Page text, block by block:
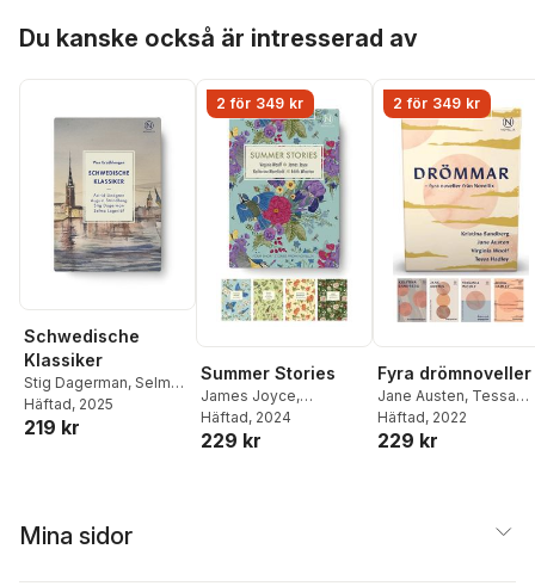
Du kanske också är intresserad av
Schwedische
Klassiker
Stig Dagerman, Selma
Lagerlöf,Astrid
Lindgren
Häftad, 2025
219 kr
2 för 349 kr
Summer Stories
James Joyce,
Katherine Mansfield
Edith Wharton
Häftad, 2024
229 kr
2 för 349 kr
Fyra drömnoveller
Jane Austen, Tessa
Hadley,Kristina
Sandberg
Häftad, 2022
229 kr
Mina sidor